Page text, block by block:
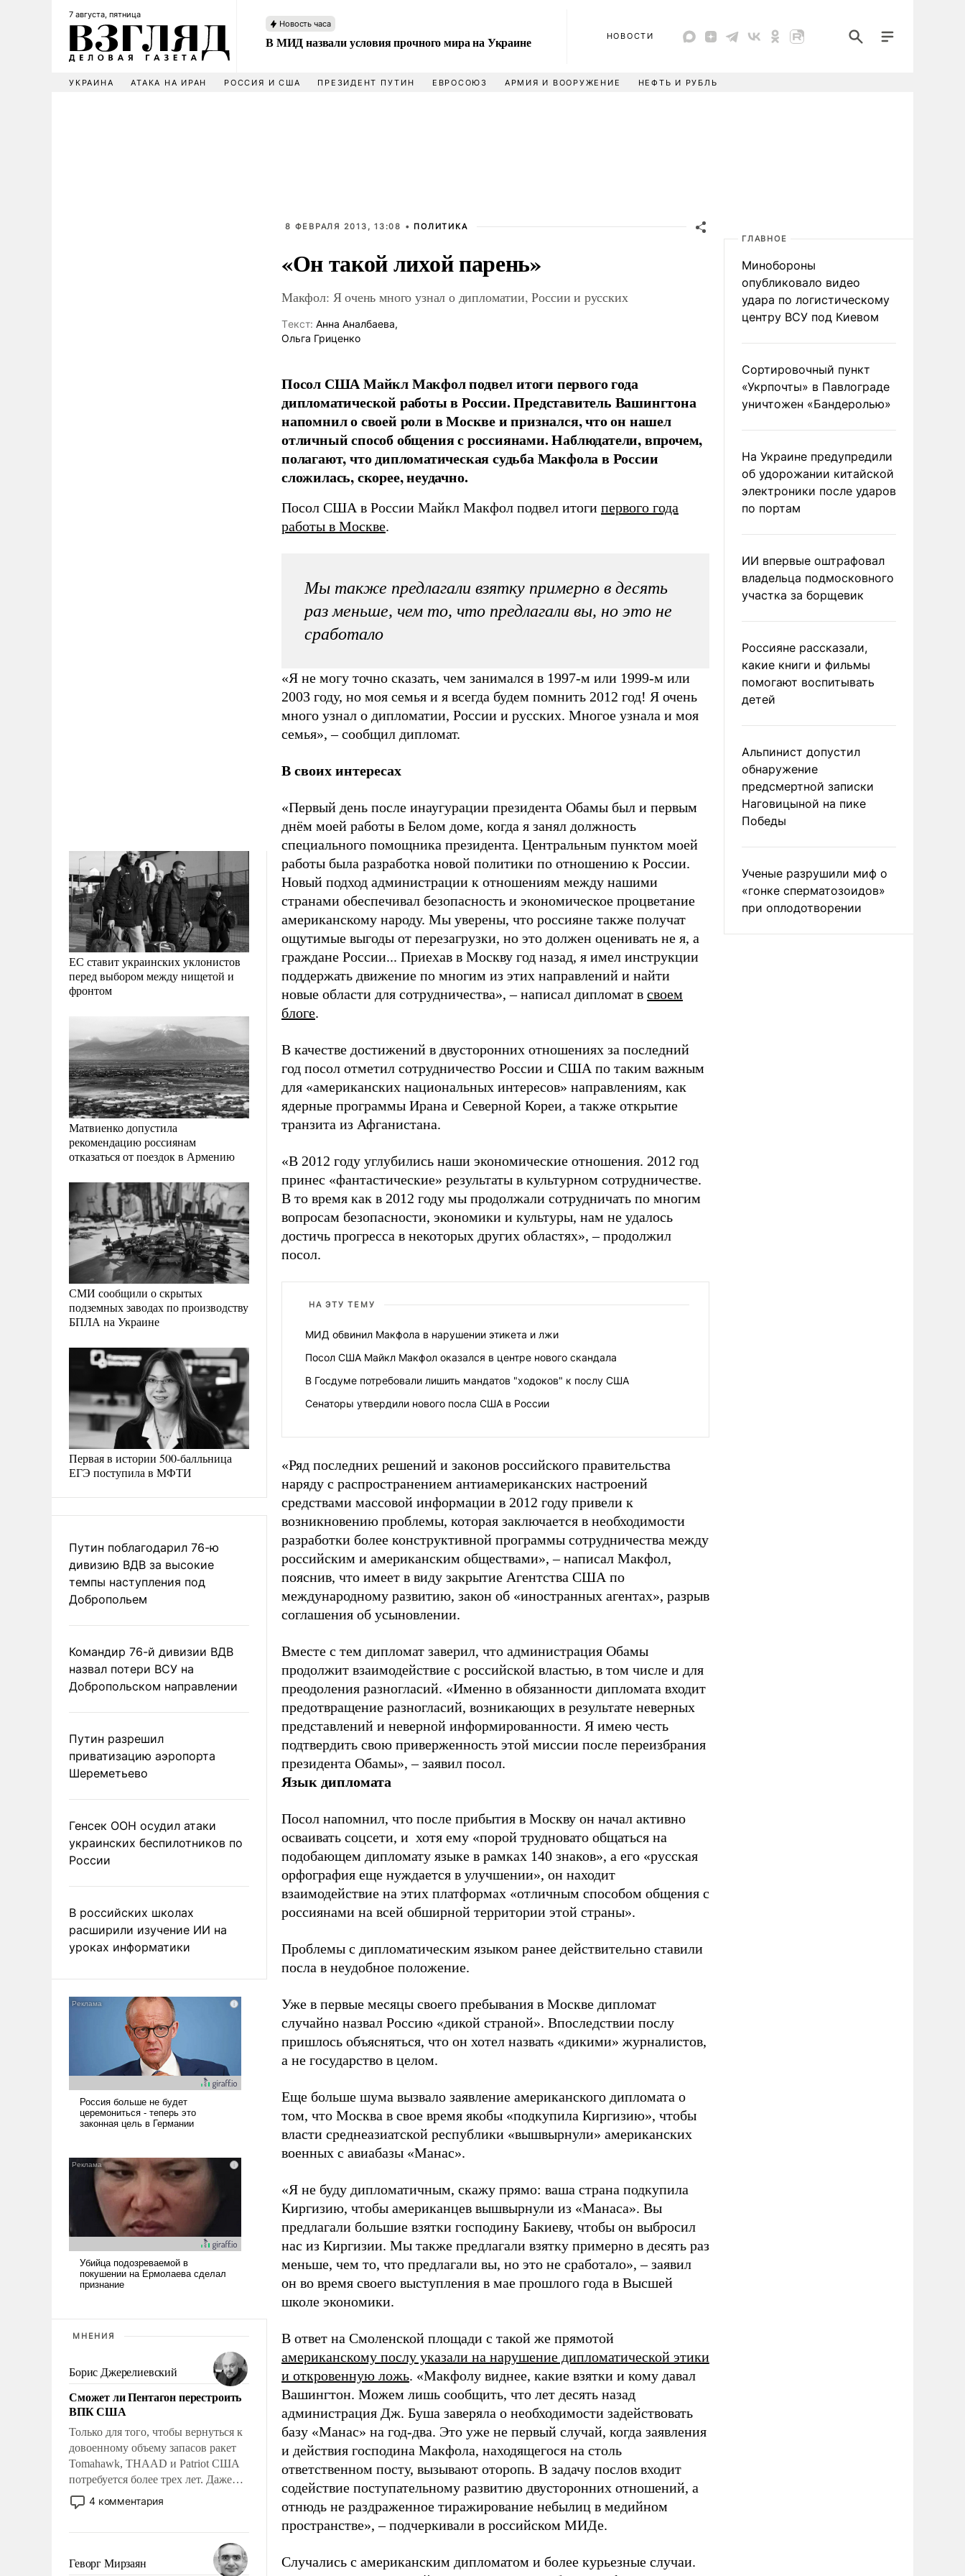
7 августа, пятница
Новость часа
В МИД назвали условия прочного мира на Украине НОВОСТИ
УКРАИНА АТАКА НА ИРАН РОССИЯ И США ПРЕЗИДЕНТ ПУТИН ЕВРОСОЮЗ АРМИЯ И ВООРУЖЕНИЕ НЕФТЬ И РУБЛЬ
ЕС ставит украинских уклонистов
перед выбором между нищетой и
фронтом
Матвиенко допустила
рекомендацию россиянам
отказаться от поездок в Армению
СМИ сообщили о скрытых
подземных заводах по производству
БПЛА на Украине
Первая в истории 500-балльница
ЕГЭ поступила в МФТИ
Путин поблагодарил 76-ю
дивизию ВДВ за высокие
темпы наступления под
Добропольем
Командир 76-й дивизии ВДВ
назвал потери ВСУ на
Добропольском направлении
Путин разрешил
приватизацию аэропорта
Шереметьево
Генсек ООН осудил атаки
украинских беспилотников по
России
В российских школах
расширили изучение ИИ на
уроках информатики
МНЕНИЯ
Борис Джерелиевский
Сможет ли Пентагон перестроить
ВПК США
Только для того, чтобы вернуться к
довоенному объему запасов ракет
Tomahawk, THAAD и Patriot США
потребуется более трех лет. Даже
небольшая война с Ираном
опустошила американские
уязвимости США, например, перед
4 комментария
Геворг Мирзаян
8 ФЕВРАЛЯ 2013, 13:08 • ПОЛИТИКА
«Он такой лихой парень»
Макфол: Я очень много узнал о дипломатии, России и русских
Tекст: Анна Аналбаева,
Ольга Гриценко
Посол США Майкл Макфол подвел итоги первого года
дипломатической работы в России. Представитель Вашингтона
напомнил о своей роли в Москве и признался, что он нашел
отличный способ общения с россиянами. Наблюдатели, впрочем,
полагают, что дипломатическая судьба Макфола в России
сложилась, скорее, неудачно.
Посол США в России Майкл Макфол подвел итоги первого года
работы в Москве.
Мы также предлагали взятку примерно в десять
раз меньше, чем то, что предлагали вы, но это не
сработало
«Я не могу точно сказать, чем занимался в 1997-м или 1999-м или
2003 году, но моя семья и я всегда будем помнить 2012 год! Я очень
много узнал о дипломатии, России и русских. Многое узнала и моя
семья»,–сообщил дипломат.
В своих интересах
«Первый день после инаугурации президента Обамы был и первым
днём моей работы в Белом доме, когда я занял должность
специального помощника президента. Центральным пунктом моей
работы была разработка новой политики по отношению к России.
Новый подход администрации к отношениям между нашими
странами обеспечивал безопасность и экономическое процветание
американскому народу. Мы уверены, что россияне также получат
ощутимые выгоды от перезагрузки, но это должен оценивать не я, а
граждане России... Приехав в Москву год назад, я имел инструкции
поддержать движение по многим из этих направлений и найти
новые области для сотрудничества»,–написал дипломат в своем
блоге.
В качестве достижений в двусторонних отношениях за последний
год посол отметил сотрудничество России и США по таким важным
для «американских национальных интересов» направлениям, как
ядерные программы Ирана и Северной Кореи, а также открытие
транзита из Афганистана.
«В 2012 году углубились наши экономические отношения. 2012 год
принес «фантастические» результаты в культурном сотрудничестве.
В то время как в 2012 году мы продолжали сотрудничать по многим
вопросам безопасности, экономики и культуры, нам не удалось
достичь прогресса в некоторых других областях»,–продолжил
посол.
НА ЭТУ ТЕМУ
МИД обвинил Макфола в нарушении этикета и лжи
Посол США Майкл Макфол оказался в центре нового скандала
В Госдуме потребовали лишить мандатов "ходоков" к послу США
Сенаторы утвердили нового посла США в России
«Ряд последних решений и законов российского правительства
наряду с распространением антиамериканских настроений
средствами массовой информации в 2012 году привели к
возникновению проблемы, которая заключается в необходимости
разработки более конструктивной программы сотрудничества между
российским и американским обществами», – написал Макфол,
пояснив, что имеет в виду закрытие Агентства США по
международному развитию, закон об «иностранных агентах», разрыв
соглашения об усыновлении.
Вместе с тем дипломат заверил, что администрация Обамы
продолжит взаимодействие с российской властью, в том числе и для
преодоления разногласий. «Именно в обязанности дипломата входит
предотвращение разногласий, возникающих в результате неверных
представлений и неверной информированности. Я имею честь
подтвердить свою приверженность этой миссии после переизбрания
президента Обамы», – заявил посол.
Язык дипломата
Посол напомнил, что после прибытия в Москву он начал активно
осваивать соцсети, и хотя ему «порой трудновато общаться на
подобающем дипломату языке в рамках 140 знаков», а его «русская
орфография еще нуждается в улучшении», он находит
взаимодействие на этих платформах «отличным способом общения с
россиянами на всей обширной территории этой страны».
Проблемы с дипломатическим языком ранее действительно ставили
посла в неудобное положение.
Уже в первые месяцы своего пребывания в Москве дипломат
случайно назвал Россию «дикой страной». Впоследствии послу
пришлось объясняться, что он хотел назвать «дикими» журналистов,
а не государство в целом.
Еще больше шума вызвало заявление американского дипломата о
том, что Москва в свое время якобы «подкупила Киргизию», чтобы
власти среднеазиатской республики «вышвырнули» американских
военных с авиабазы «Манас».
«Я не буду дипломатичным, скажу прямо: ваша страна подкупила
Киргизию, чтобы американцев вышвырнули из «Манаса». Вы
предлагали большие взятки господину Бакиеву, чтобы он выбросил
нас из Киргизии. Мы также предлагали взятку примерно в десять раз
меньше, чем то, что предлагали вы, но это не сработало», – заявил
он во время своего выступления в мае прошлого года в Высшей
школе экономики.
В ответ на Смоленской площади с такой же прямотой
американскому послу указали на нарушение дипломатической этики
и откровенную ложь. «Макфолу виднее, какие взятки и кому давал
Вашингтон. Можем лишь сообщить, что лет десять назад
администрация Дж. Буша заверяла о необходимости задействовать
базу «Манас» на год-два. Это уже не первый случай, когда заявления
и действия господина Макфола, находящегося на столь
ответственном посту, вызывают оторопь. В задачу послов входит
содействие поступательному развитию двусторонних отношений, а
отнюдь не раздраженное тиражирование небылиц в медийном
пространстве»,–подчеркивали в российском МИДе.
Случались с американским дипломатом и более курьезные случаи.
ГЛАВНОЕ
Минобороны
опубликовало видео
удара по логистическому
центру ВСУ под Киевом
Сортировочный пункт
«Укрпочты» в Павлограде
уничтожен «Бандеролью»
На Украине предупредили
об удорожании китайской
электроники после ударов
по портам
ИИ впервые оштрафовал
владельца подмосковного
участка за борщевик
Россияне рассказали,
какие книги и фильмы
помогают воспитывать
детей
Альпинист допустил
обнаружение
предсмертной записки
Наговицыной на пике
Победы
Ученые разрушили миф о
«гонке сперматозоидов»
при оплодотворении